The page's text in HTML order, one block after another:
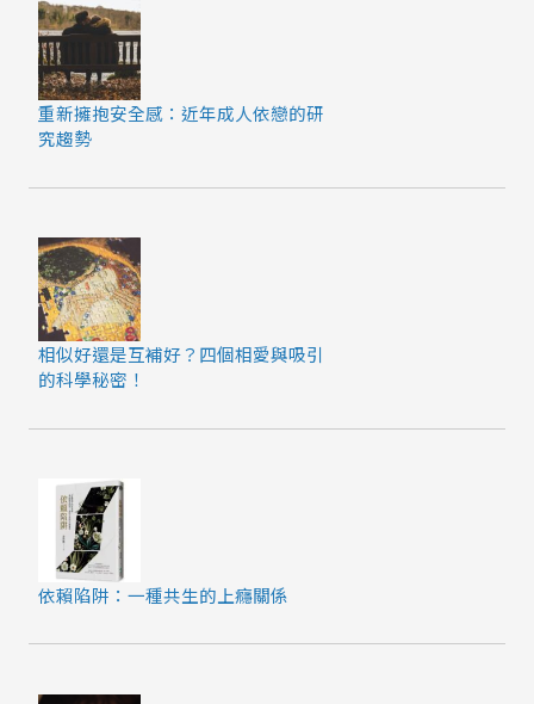
重新擁抱安全感：近年成人依戀的研
究趨勢
相似好還是互補好？四個相愛與吸引
的科學秘密！
依賴陷阱：一種共生的上癮關係